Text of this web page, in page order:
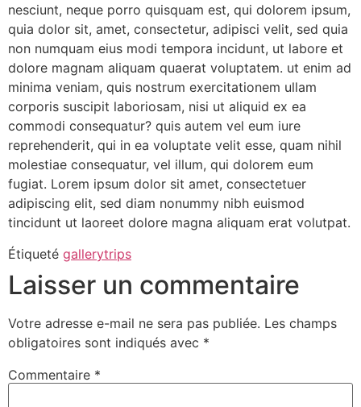
nesciunt, neque porro quisquam est, qui dolorem ipsum,
quia dolor sit, amet, consectetur, adipisci velit, sed quia
non numquam eius modi tempora incidunt, ut labore et
dolore magnam aliquam quaerat voluptatem. ut enim ad
minima veniam, quis nostrum exercitationem ullam
corporis suscipit laboriosam, nisi ut aliquid ex ea
commodi consequatur? quis autem vel eum iure
reprehenderit, qui in ea voluptate velit esse, quam nihil
molestiae consequatur, vel illum, qui dolorem eum
fugiat. Lorem ipsum dolor sit amet, consectetuer
adipiscing elit, sed diam nonummy nibh euismod
tincidunt ut laoreet dolore magna aliquam erat volutpat.
Étiqueté gallerytrips
Laisser un commentaire
Votre adresse e-mail ne sera pas publiée. Les champs
obligatoires sont indiqués avec *
Commentaire *